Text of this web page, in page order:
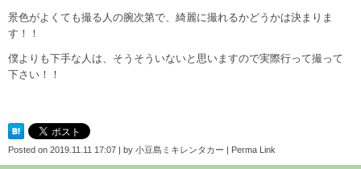
景色がよくても撮る人の腕次第で、綺麗に撮れるかどうかは決まりま
す！！
僕よりも下手な人は、そうそういないと思いますので実際行って撮って
下さい！！
Posted on 2019.11.11 17:07 | by 小豆島ミキレンタカー | Perma Link